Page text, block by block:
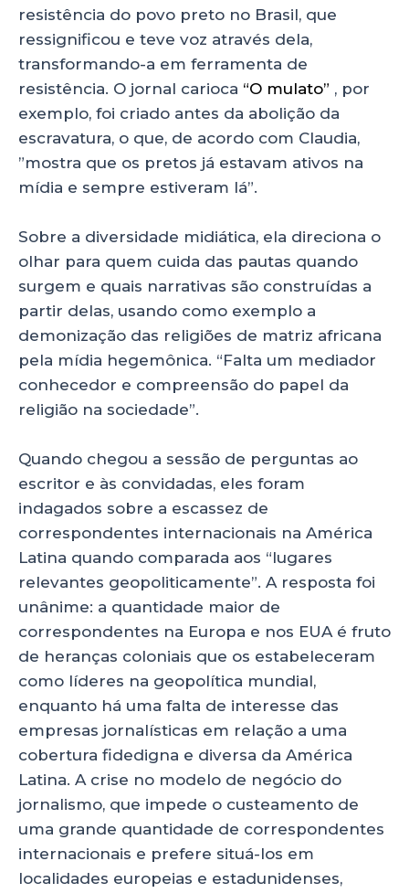
resistência do povo preto no Brasil, que
ressignificou e teve voz através dela,
transformando-a em ferramenta de
resistência. O jornal carioca “O mulato” , por
exemplo, foi criado antes da abolição da
escravatura, o que, de acordo com Claudia,
”mostra que os pretos já estavam ativos na
mídia e sempre estiveram lá”.
Sobre a diversidade midiática, ela direciona o
olhar para quem cuida das pautas quando
surgem e quais narrativas são construídas a
partir delas, usando como exemplo a
demonização das religiões de matriz africana
pela mídia hegemônica. “Falta um mediador
conhecedor e compreensão do papel da
religião na sociedade”.
Quando chegou a sessão de perguntas ao
escritor e às convidadas, eles foram
indagados sobre a escassez de
correspondentes internacionais na América
Latina quando comparada aos “lugares
relevantes geopoliticamente”. A resposta foi
unânime: a quantidade maior de
correspondentes na Europa e nos EUA é fruto
de heranças coloniais que os estabeleceram
como líderes na geopolítica mundial,
enquanto há uma falta de interesse das
empresas jornalísticas em relação a uma
cobertura fidedigna e diversa da América
Latina. A crise no modelo de negócio do
jornalismo, que impede o custeamento de
uma grande quantidade de correspondentes
internacionais e prefere situá-los em
localidades europeias e estadunidenses,